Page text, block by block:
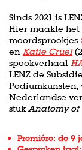
Sinds 2021 is
Hier maakte
moordsprookjes
en Katie Cruel
spookverhaal
LENZ de
Nederlandse
stuk Anatomy of
Premiére: do 9